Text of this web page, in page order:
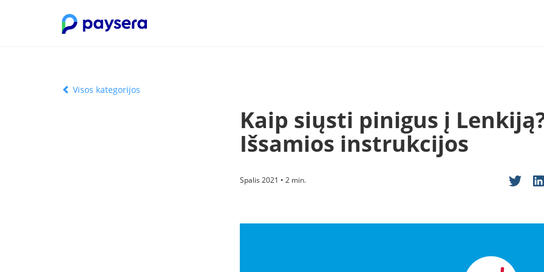
Visos kategorijos
Kaip siųsti pinigus į
Išsamios instrukcijos
Spalis 2021 • 2 min.